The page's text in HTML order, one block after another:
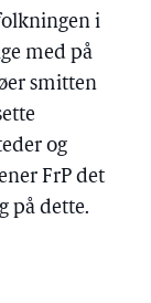
i
med på
smitten
og
FrP det
på dette.